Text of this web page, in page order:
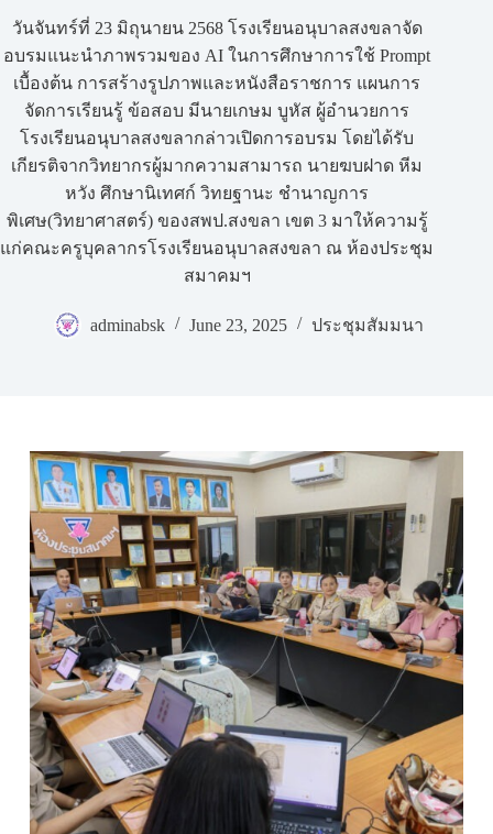
วันจันทร์ที่ 23 มิถุนายน 2568 โรงเรียนอนุบาลสงขลาจัด
อบรมแนะนำภาพรวมของ AI ในการศึกษาการใช้ Prompt
เบื้องต้น การสร้างรูปภาพและหนังสือราชการ แผนการ
จัดการเรียนรู้ ข้อสอบ มีนายเกษม บูหัส ผู้อำนวยการ
โรงเรียนอนุบาลสงขลากล่าวเปิดการอบรม โดยได้รับ
เกียรติจากวิทยากรผู้มากความสามารถ นายฆบฝาด หีม
หวัง ศึกษานิเทศก์ วิทยฐานะ ชำนาญการ
พิเศษ(วิทยาศาสตร์) ของสพป.สงขลา เขต 3 มาให้ความรู้
แก่คณะครูบุคลากรโรงเรียนอนุบาลสงขลา ณ ห้องประชุม
สมาคมฯ
adminabsk June 23, 2025 ประชุมสัมมนา